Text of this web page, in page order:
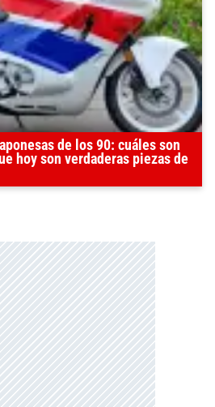
de los 90: cuáles son
hoy son verdaderas piezas de